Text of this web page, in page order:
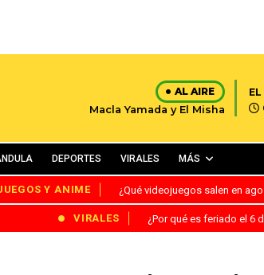
AL AIRE
Macla Yamada y El Misha
EL
DEPORTES VIRALES MÁS
Y ANIME ¿Qué videojuegos salen en
VIRALES ¿Por qué es feriado el 6